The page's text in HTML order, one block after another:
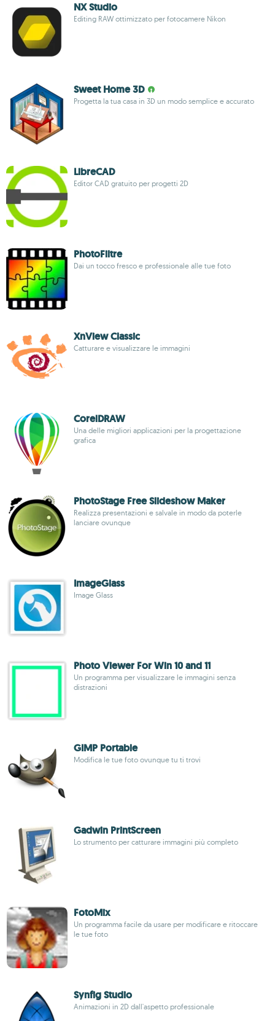
NX Studio
Editing RAW ottimizzato per fotocamere Nikon
Sweet Home 3D
Progetta la tua casa in 3D un modo semplice e accurato
LibreCAD
Editor CAD gratuito per progetti 2D
PhotoFiltre
Dai un tocco fresco e professionale alle tue foto
XnView Classic
Catturare e visualizzare le immagini
CorelDRAW
Una delle migliori applicazioni per la progettazione
grafica
PhotoStage Free Slideshow Maker
Realizza presentazioni e salvale in modo da poterle
lanciare ovunque
ImageGlass
Image Glass
Photo Viewer For Win 10 and 11
Un programma per visualizzare le immagini senza
distrazioni
GIMP Portable
Modifica le tue foto ovunque tu ti trovi
Gadwin PrintScreen
Lo strumento per catturare immagini più completo
FotoMix
Un programma facile da usare per modificare e ritoccare
le tue foto
Synfig Studio
Animazioni in 2D dall'aspetto professionale